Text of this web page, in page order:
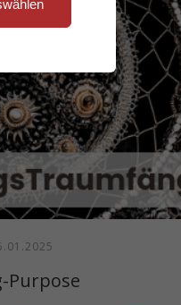
Purpose